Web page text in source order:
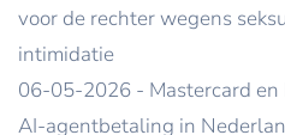
voor de rechter wegens
intimidatie
06-05-2026 - Mastercard en
AI-agentbetaling in